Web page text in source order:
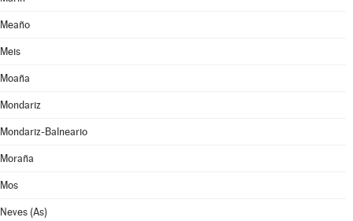
Meaño
Meis
Moaña
Mondariz
Mondariz-Balneario
Moraña
Mos
Neves (As)